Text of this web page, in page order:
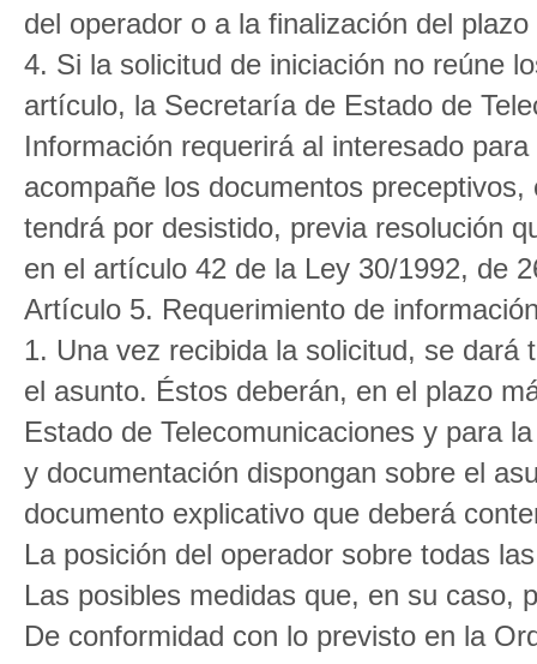
del operador o a la finalización del
4. Si la solicitud de iniciación no reúne
artículo, la Secretaría de Estado de
Información requerirá al interesado
acompañe los documentos
tendrá por desistido, previa resolución
en el artículo 42 de la Ley 30/1992, de
Artículo 5. Requerimiento de
1. Una vez recibida la solicitud, se dará
el asunto. Éstos deberán, en el plazo
Estado de Telecomunicaciones y para
y documentación dispongan sobre el
documento explicativo que deberá
La posición del operador sobre todas
Las posibles medidas que, en su caso,
De conformidad con lo previsto en la